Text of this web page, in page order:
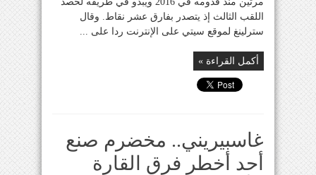
اللقب الثالث إذ يتصدر بفارق عشر نقاط. وقال
سترلينغ لموقع سيتي على الإنترنت ردا على ...
أكمل القراءة »
غاسبيريني.. مخضرم صنع
أحد أخطر فرق القارة